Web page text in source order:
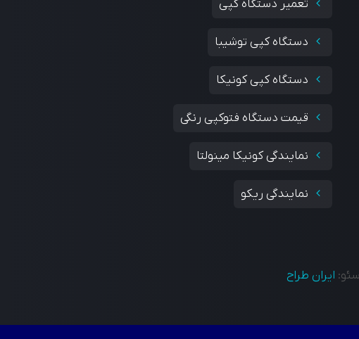
تعمیر دستگاه کپی
دستگاه کپی توشیبا
دستگاه کپی کونیکا
قیمت دستگاه فتوکپی رنگی
نمایندگی کونیکا مینولتا
نمایندگی ریکو
ایران طراح